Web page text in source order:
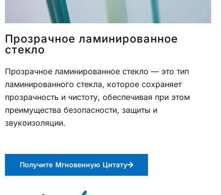
Прозрачное ламинированное
стекло
Прозрачное ламинированное стекло — это тип
ламинированного стекла, которое сохраняет
прозрачность и чистоту, обеспечивая при этом
преимущества безопасности, защиты и
звукоизоляции.
Получите Мгновенную Цитату